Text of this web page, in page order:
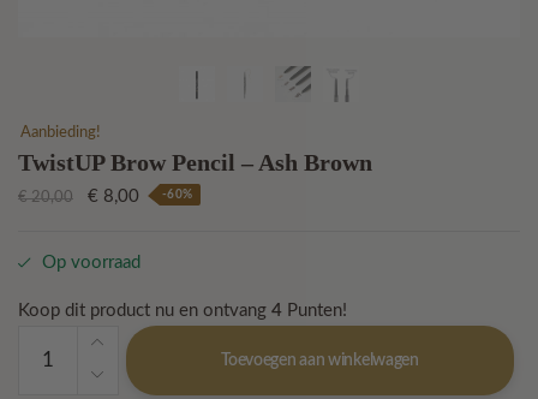
Aanbieding!
TwistUP Brow Pencil – Ash Brown
€20,00
Oorspronkelijke
€ 8,00 Huidige
is:
-60%
Op voorraad
Koop dit product nu en ontvang 4 Punten!
Brow
Toevoegen aan winkelwagen